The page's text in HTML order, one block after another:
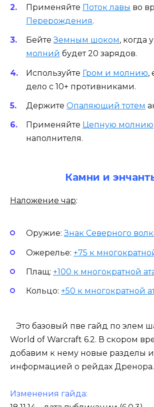
Применяйте Поток лавы во
Перерождения.
БейтеЗемным шоком, когда у
молний будет 20 зарядов.
Используйте Гром и молнию,
дело с 10+ противниками.
Держите Опаляющий тотем
Применяйте Цепную молнию
наполнителя.
Камни и
Наложение чар:
Оружие:Знак Северного
Ожерелье: +75 к
Плащ: +100 к многократной
Кольцо: +50 к многократной
Это базовый пве гайд по элем
World of Warcraft 6.2. В скором
добавим к нему новые разделы
информацией о рейдах Дренора.
Изменения гайда: